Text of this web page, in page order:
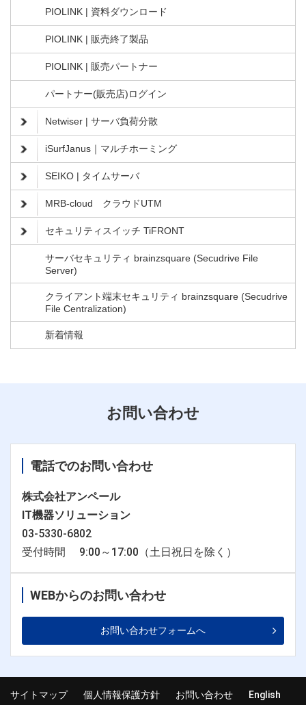
PIOLINK | 資料ダウンロード
PIOLINK | 販売終了製品
PIOLINK | 販売パートナー
パートナー(販売店)ログイン
Netwiser | サーバ負荷分散
iSurfJanus｜マルチホーミング
SEIKO | タイムサーバ
MRB-cloud クラウドUTM
セキュリティスイッチ TiFRONT
サーバセキュリティ brainzsquare (Secudrive File
Server)
クライアント端末セキュリティ brainzsquare (Secudrive
File Centralization)
新着情報
お問い合わせ
電話でのお問い合わせ
株式会社アンペール
IT機器ソリューション
03-5330-6802
受付時間 9:00～17:00（土日祝日を除く）
WEBからのお問い合わせ
お問い合わせフォームへ
サイトマップ 個人情報保護方針 お問い合わせ English